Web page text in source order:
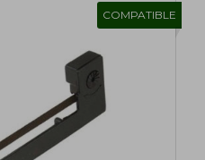
COMPATIBLE